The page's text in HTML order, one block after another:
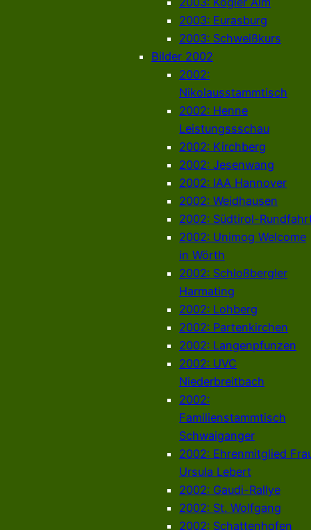
2003: Eurasburg
2003: Schweißkurs
Bilder 2002
2002:
Nikolausstammtisch
2002: Henne
Leistungssschau
2002: Kirchberg
2002: Jesenwang
2002: IAA Hannover
2002: Weidhausen
2002: Südtirol-
2002: Unimog Welcome
in Wörth
2002: Schloßbergler
Harmating
2002: Lohberg
2002: Partenkirchen
2002: Langenpfunzen
2002: UVC
Niederbreitbach
2002:
Familienstammtisch
Schwaiganger
2002: Ehrenmitglied
Ursula Lebert
2002: Gaudi-Rallye
2002: St. Wolfgang
2002: Schattenhofen